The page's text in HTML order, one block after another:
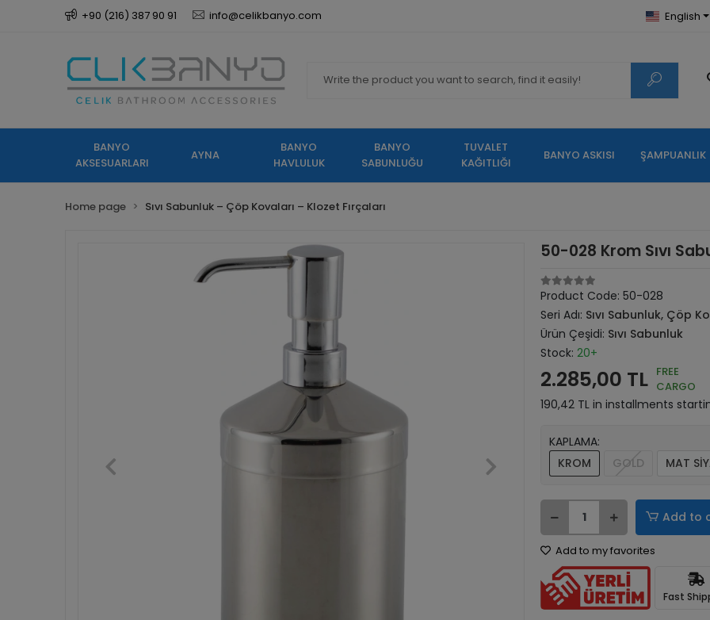
+90 (216) 387 90 91 info@celikbanyo.com English
BANYO
AKSESUARLARI
AYNA
BANYO
HAVLULUK
BANYO
SABUNLUĞU
TUVALET
KAĞITLIĞI
BANYO ASKISI ŞAMPUANLIK
Home page Sıvı Sabunluk – Çöp Kovaları – Klozet Fırçaları
50-028 Krom Sıvı
Product Code: 50-028
Seri Adı: Sıvı Sabunluk, Çöp
Ürün Çeşidi: Sıvı Sabunluk
Stock: 20+
2.285,00 TL FREE
CARGO
190,42 TL in installments
KAPLAMA:
KROM
GOLD MAT
Add to
Add to my favorites
Fast